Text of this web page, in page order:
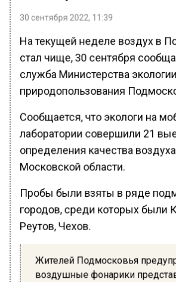
30 сентября 2022, 11:39
На текущей неделе воздух в
стал чище, 30 сентября
служба Министерства
природопользования
Сообщается, что экологи на
лаборатории совершили 21
определения качества
Московской области.
Пробы были взяты в ряде
городов, среди которых были
Реутов, Чехов.
Жителей Подмосковья
воздушные фонарики